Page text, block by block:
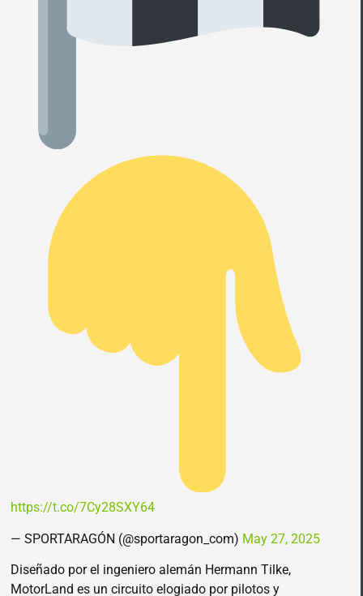
https://t.co/7Cy28SXY64
— SPORTARAGÓN (@sportaragon_com) May 27, 2025
Diseñado por el ingeniero alemán Hermann Tilke,
MotorLand es un circuito elogiado por pilotos y